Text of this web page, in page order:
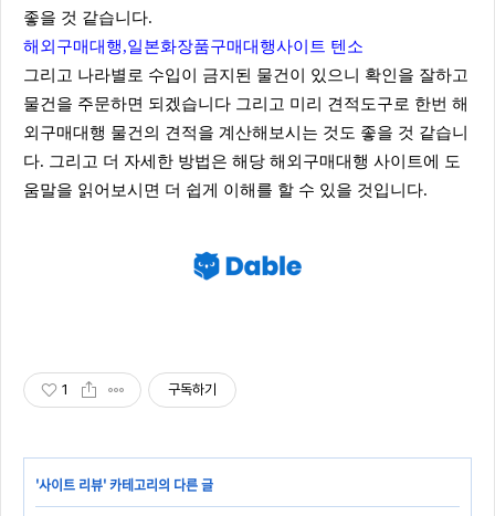
좋을 것 같습니다.
해외구매대행,일본화장품구매대행사이트 텐소
그리고 나라별로 수입이 금지된 물건이 있으니 확인을 잘하고
물건을 주문하면 되겠습니다 그리고 미리 견적도구로 한번 해
외구매대행 물건의 견적을 계산해보시는 것도 좋을 것 같습니
다. 그리고 더 자세한 방법은 해당 해외구매대행 사이트에 도
움말을 읽어보시면 더 쉽게 이해를 할 수 있을 것입니다.
1 구독하기
'사이트 리뷰' 카테고리의 다른 글